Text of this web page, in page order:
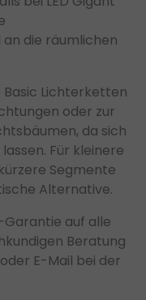
die räumlichen
Basic Lichterketten
oder zur
da sich
Für kleinere
Segmente
Alternative.
auf alle
Beratung
E-Mail bei der